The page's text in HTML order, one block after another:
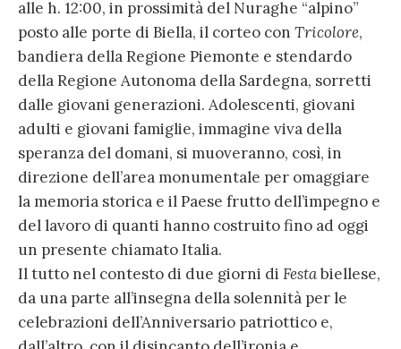
alle h. 12:00, in prossimità del Nuraghe “alpino”
posto alle porte di Biella, il corteo con Tricolore,
bandiera della Regione Piemonte e stendardo
della Regione Autonoma della Sardegna, sorretti
dalle giovani generazioni. Adolescenti, giovani
adulti e giovani famiglie, immagine viva della
speranza del domani, si muoveranno, così, in
direzione dell’area monumentale per omaggiare
la memoria storica e il Paese frutto dell’impegno e
del lavoro di quanti hanno costruito fino ad oggi
un presente chiamato Italia.
Il tutto nel contesto di due giorni di Festabiellese,
da una parte all’insegna della solennità per le
celebrazioni dell’Anniversario patriottico e,